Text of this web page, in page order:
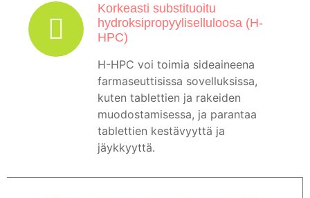
Korkeasti substituoitu
hydroksipropyyliselluloosa (H-
HPC)
H-HPC voi toimia sideaineena
farmaseuttisissa sovelluksissa,
kuten tablettien ja rakeiden
muodostamisessa, ja parantaa
tablettien kestävyyttä ja
jäykkyyttä.